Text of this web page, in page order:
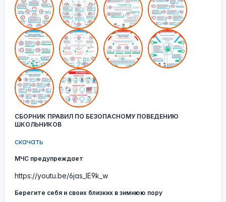
СБОРНИК ПРАВИЛ ПО БЕЗОПАСНОМУ ПОВЕДЕНИЮ
ШКОЛЬНИКОВ
скачать
МЧС предупреждает
https://youtu.be/6jas_IE9k_w
Берегите себя и своих близких в зимнюю пору